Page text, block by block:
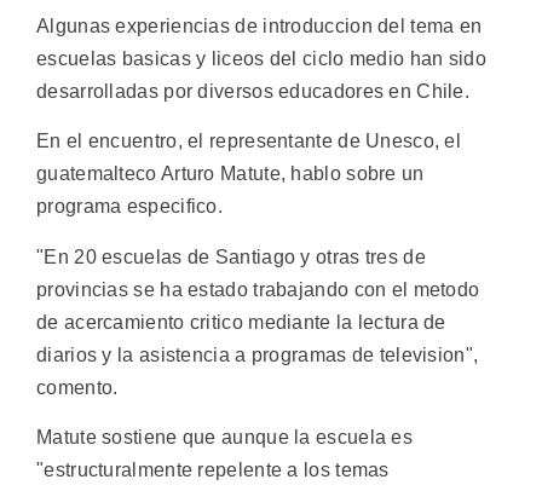
Algunas experiencias de introduccion del tema en
escuelas basicas y liceos del ciclo medio han sido
desarrolladas por diversos educadores en Chile.
En el encuentro, el representante de Unesco, el
guatemalteco Arturo Matute, hablo sobre un
programa especifico.
"En 20 escuelas de Santiago y otras tres de
provincias se ha estado trabajando con el metodo
de acercamiento critico mediante la lectura de
diarios y la asistencia a programas de television",
comento.
Matute sostiene que aunque la escuela es
"estructuralmente repelente a los temas